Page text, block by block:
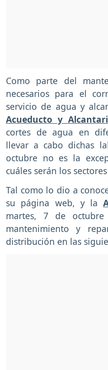
Como parte del
necesarios para el
servicio de agua y
Acueducto y
cortes de agua en
llevar a cabo dichas
octubre no es la
cuáles serán los
Tal como lo dio a
su página web, y la
martes, 7 de
mantenimiento y
distribución en las